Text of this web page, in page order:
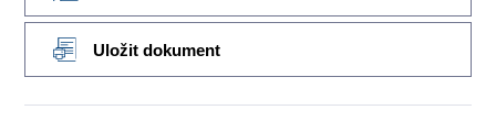
Uložit dokument